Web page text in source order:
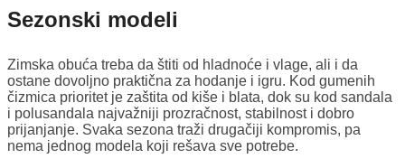
Sezonski modeli
Zimska obuća treba da štiti od hladnoće i vlage, ali i da
ostane dovoljno praktična za hodanje i igru. Kod gumenih
čizmica prioritet je zaštita od kiše i blata, dok su kod sandala
i polusandala najvažniji prozračnost, stabilnost i dobro
prijanjanje. Svaka sezona traži drugačiji kompromis, pa
nema jednog modela koji rešava sve potrebe.